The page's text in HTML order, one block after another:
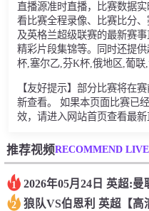
直播源准时直播，比赛数据
看比赛全程录像、比赛比分
及英格兰超级联赛的最新赛
精彩片段集锦等。同时还提
杯,塞尔乙,芬K杯,俄地区,葡联
【友好提示】部分比赛将在
新查看。 如果本页面比赛已
效，请进入网站首页查看最新
推荐视频RECOMMEND LIVE
1 2026年05月24日 英超:
2 狼队VS伯恩利 英超【高